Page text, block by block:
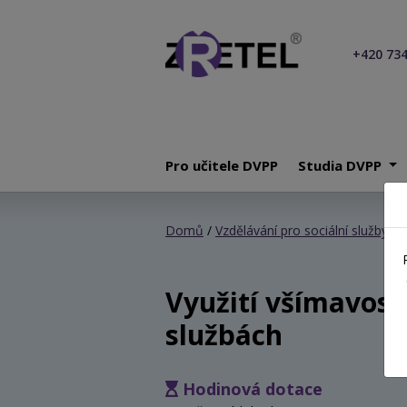
+420
Pro učitele DVPP Studia DVPP
Domů / Vzdělávání pro sociální služby/
Využití
službách
Hodinová dotace